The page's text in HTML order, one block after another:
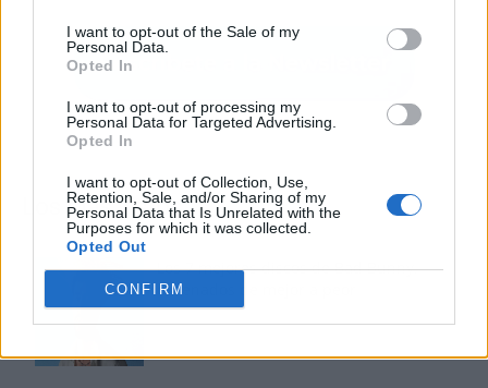
I want to opt-out of the Sale of my
Personal Data.
Opted In
I want to opt-out of processing my
Personal Data for Targeted Advertising.
Opted In
I want to opt-out of Collection, Use,
Retention, Sale, and/or Sharing of my
Personal Data that Is Unrelated with the
Purposes for which it was collected.
Opted Out
CONFIRM
Los más vistos
Los 7 mejores discos de Bad Bunny,
ordenados de mejor a peor